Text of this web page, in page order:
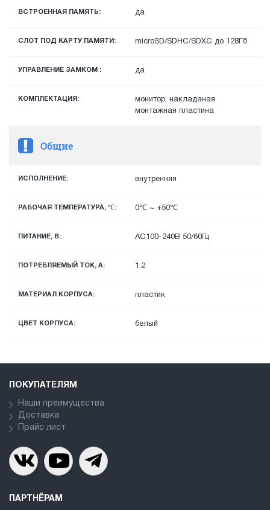
ВСТРОЕННАЯ ПАМЯТЬ: да
СЛОТ ПОД КАРТУ ПАМЯТИ: microSD/SDHC/SDXC до 128Гб
УПРАВЛЕНИЕ ЗАМКОМ : да
КОМПЛЕКТАЦИЯ:
монитор, накладаная
монтажная пластина
Общие
ИСПОЛНЕНИЕ: внутренняя
РАБОЧАЯ ТЕМПЕРАТУРА, ℃: 0℃ ~ +50℃
ПИТАНИЕ, В: AC100-240В 50/60Гц
ПОТРЕБЛЯЕМЫЙ ТОК, А: 1.2
МАТЕРИАЛ КОРПУСА: пластик
ЦВЕТ КОРПУСА: белый
ПОКУПАТЕЛЯМ
Наши преимущества
Доставка
Прайс лист
ПАРТНЁРАМ